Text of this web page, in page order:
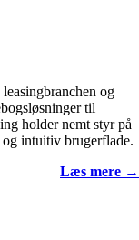
og
til
holder nemt styr på
og intuitiv brugerflade.
Læs mere →